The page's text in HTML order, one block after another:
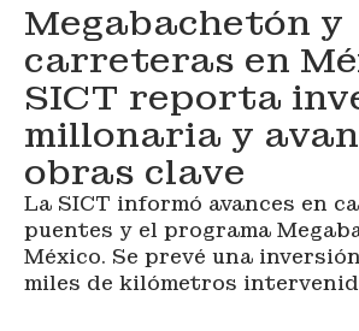
Megabachetón y
carreteras en
SICT reporta
millonaria y
obras clave
La SICT informó avances en
puentes y el programa
México. Se prevé una
miles de kilómetros